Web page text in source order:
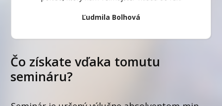
Ľudmila Bolhová
Čo získate vďaka tomutu
semináru?